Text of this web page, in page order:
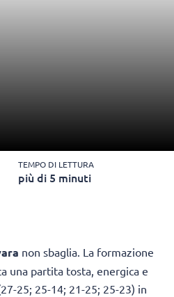
TEMPO DI LETTURA
più di 5 minuti
non sbaglia. La formazione
una partita tosta, energica e
25; 25-14; 21-25; 25-23) in